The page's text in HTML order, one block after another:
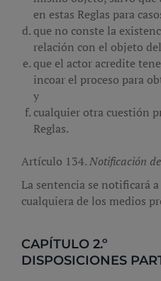
en estas Reglas para
que no conste la
relación con el objeto
que el actor acredite
incoar el proceso para
y
cualquier otra cuestión
Reglas.
Artículo 134.Notificación
La sentencia se notificará
cualquiera de los medios
CAPÍTULO 2.º
DISPOSICIONES